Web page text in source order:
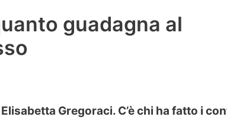
guadagna al
Gregoraci. C’è chi ha fatto i